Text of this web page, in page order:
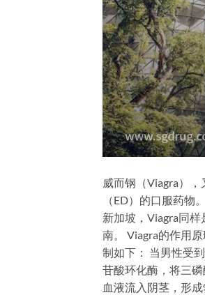
威而钢（Viagra）
（ED）的口服药
新加坡，Viagra同
南。 Viagra的作用
制如下： 当男性受
苷酸环化酶，将三
血液流入阴茎，形